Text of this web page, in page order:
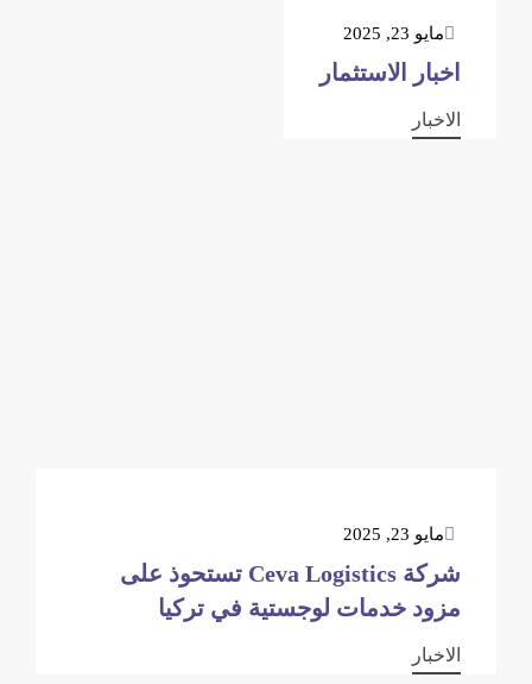
مايو 23, 2025
اخبار الاستثمار
الاخبار
مايو 23, 2025
شركة Ceva Logistics تستحوذ على
مزود خدمات لوجستية في تركيا
الاخبار